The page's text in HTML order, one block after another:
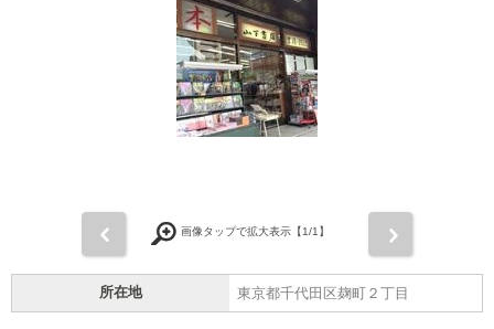
画像タップで拡大表示【1/1】
所在地 東京都千代田区麹町２丁目